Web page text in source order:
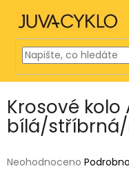
obsah
Krosové kolo
bílá/
Průměrné
Neohodnoceno